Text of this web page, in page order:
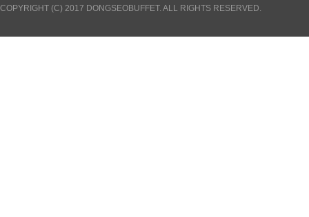
COPYRIGHT (C) 2017 DONGSEOBUFFET. ALL RIGHTS RESERVED.